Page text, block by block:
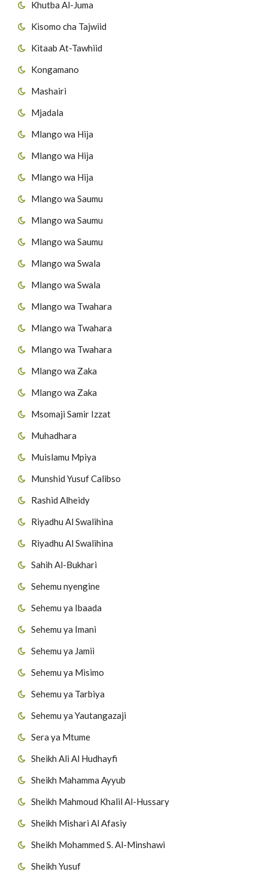
Khutba Al-Juma
Kisomo cha Tajwiid
Kitaab At-Tawhiid
Kongamano
Mashairi
Mjadala
Mlango wa Hija
Mlango wa Hija
Mlango wa Hija
Mlango wa Saumu
Mlango wa Saumu
Mlango wa Saumu
Mlango wa Swala
Mlango wa Swala
Mlango wa Twahara
Mlango wa Twahara
Mlango wa Twahara
Mlango wa Zaka
Mlango wa Zaka
Msomaji Samir Izzat
Muhadhara
Muislamu Mpiya
Munshid Yusuf Calibso
Rashid Alheidy
Riyadhu Al Swalihina
Riyadhu Al Swalihina
Sahih Al-Bukhari
Sehemu nyengine
Sehemu ya Ibaada
Sehemu ya Imani
Sehemu ya Jamii
Sehemu ya Misimo
Sehemu ya Tarbiya
Sehemu ya Yautangazaji
Sera ya Mtume
Sheikh Ali Al Hudhayfi
Sheikh Mahamma Ayyub
Sheikh Mahmoud Khalil Al-Hussary
Sheikh Mishari Al Afasiy
Sheikh Mohammed S. Al-Minshawi
Sheikh Yusuf